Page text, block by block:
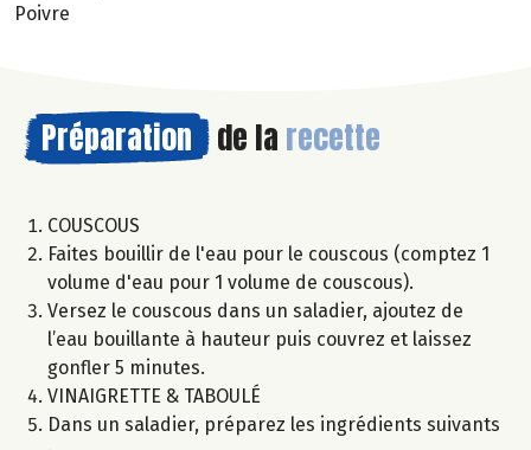
Poivre
Préparation de la recette
COUSCOUS
Faites bouillir de l'eau pour le couscous (comptez 1
volume d'eau pour 1 volume de couscous).
Versez le couscous dans un saladier, ajoutez de
l’eau bouillante à hauteur puis couvrez et laissez
gonfler 5 minutes.
VINAIGRETTE & TABOULÉ
Dans un saladier, préparez les ingrédients suivants